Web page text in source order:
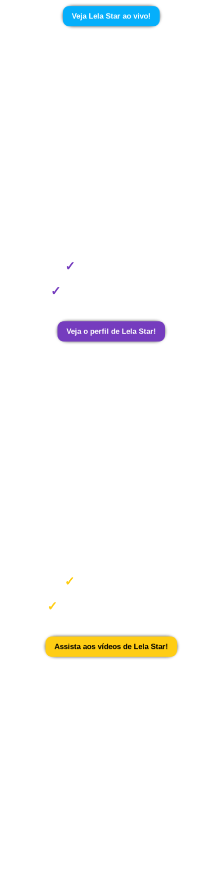
Veja Lela Star ao vivo!
✓
✓
Veja o perfil de Lela Star!
✓
✓
Assista aos vídeos de Lela Star!